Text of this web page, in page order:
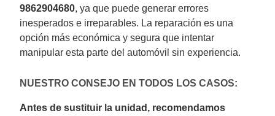
9862904680, ya que puede generar errores
inesperados e irreparables. La reparación es una
opción más económica y segura que intentar
manipular esta parte del automóvil sin experiencia.
NUESTRO CONSEJO EN TODOS LOS CASOS:
Antes de sustituir la unidad, recomendamos